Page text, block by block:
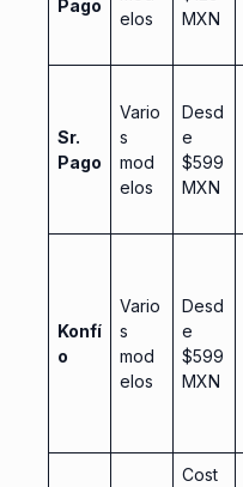
Pago
elos
MXN
Sr.
Pago
Vario
s
mod
elos
Desd
e
$599
MXN
Konfí
o
Vario
s
mod
elos
Desd
e
$599
MXN
Cost